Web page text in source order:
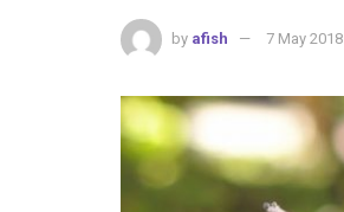
by afish 7 May 2018